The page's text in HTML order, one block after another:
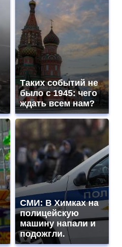
Таких событий не
было с 1945: чего
ждать всем нам?
СМИ: В Химках на
полицейскую
машину напали и
подожгли.